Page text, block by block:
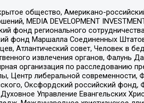
общество, Американо-
MEDIA DEVELOPMENT
фонд регионального
фонд Маршалла Соединенных
Атлантический совет, Человек в
извлечения органов, Фалунь
организация по расследованию
Центр либеральной современности,
Оксфордский российский фонд,
Управление Евангельских